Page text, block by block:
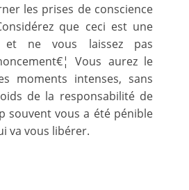
les prises de conscience
que ceci est une
et ne vous laissez pas
Vous aurez le
moments intenses, sans
de la responsabilité de
souvent vous a été pénible
va vous libérer.